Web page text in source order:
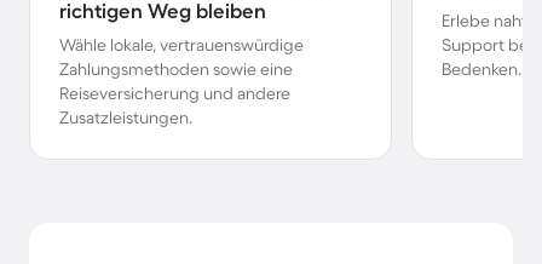
richtigen Weg bleiben
Wähle lokale, vertrauenswürdige
Zahlungsmethoden sowie eine
Reiseversicherung und andere
Zusatzleistungen.
Erlebe
Support bei
Bedenken.